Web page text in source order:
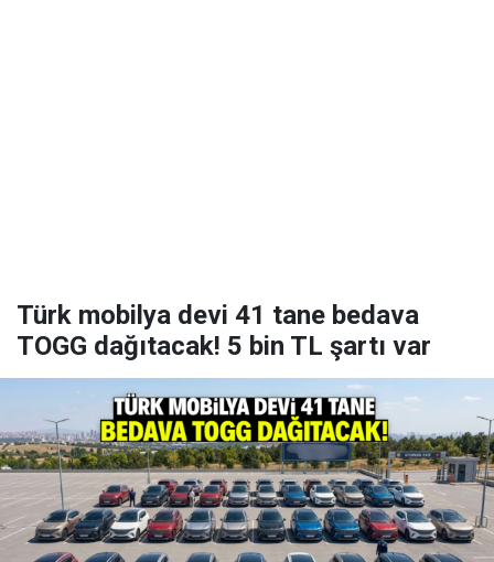
Türk mobilya devi 41 tane bedava
TOGG dağıtacak! 5 bin TL şartı var